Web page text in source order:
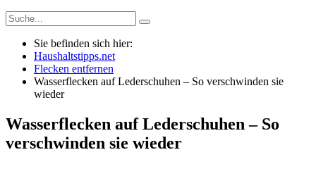
Sie befinden sich hier:
Haushaltstipps.net
Flecken entfernen
Wasserflecken auf Lederschuhen – So verschwinden sie
wieder
Wasserflecken auf Lederschuhen – So
verschwinden sie wieder